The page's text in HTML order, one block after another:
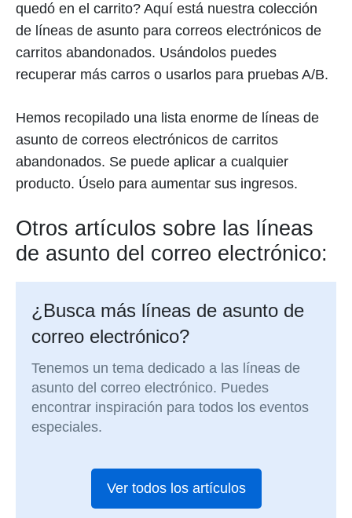
quedó en el carrito? Aquí está nuestra colección
de líneas de asunto para correos electrónicos de
carritos abandonados. Usándolos puedes
recuperar más carros o usarlos para pruebas A/B.
Hemos recopilado una lista enorme de líneas de
asunto de correos electrónicos de carritos
abandonados. Se puede aplicar a cualquier
producto. Úselo para aumentar sus ingresos.
Otros artículos sobre las líneas
de asunto del correo electrónico:
¿Busca más líneas de asunto de
correo electrónico?
Tenemos un tema dedicado a las líneas de
asunto del correo electrónico. Puedes
encontrar inspiración para todos los eventos
especiales.
Ver todos los artículos